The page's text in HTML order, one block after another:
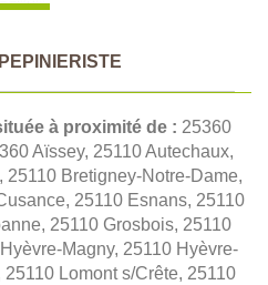
à proximité de : 25360
Aïssey, 25110 Autechaux,
Bretigney-Notre-Dame,
25110 Esnans, 25110
25110 Grosbois, 25110
Magny, 25110 Hyèvre-
Lomont s/Crête, 25110